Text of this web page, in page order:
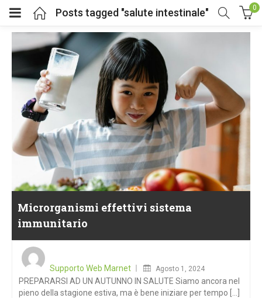
Posts tagged "salute intestinale" 0
Microrganismi effettivi sistema
immunitario
Supporto Web Marnet
Agosto 1, 2024
PREPARARSI AD UN AUTUNNO IN SALUTE Siamo ancora nel
pieno della stagione estiva, ma è bene iniziare per tempo [...]